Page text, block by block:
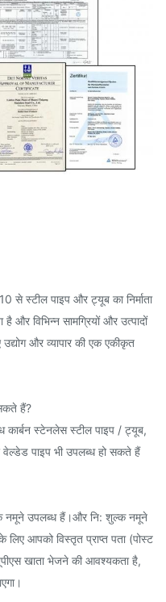
से स्टील पाइप और ट्यूब का निर्माता
और विभिन्न सामग्रियों और उत्पादों
और व्यापार की एक एकीकृत
हैं?
कार्बन स्टेनलेस स्टील पाइप / ट्यूब,
पाइप भी उपलब्ध हो सकते हैं
नमूने उपलब्ध हैं।और नि: शुल्क नमूने
आपको विस्तृत प्राप्त पता (पोस्ट
खाता भेजने की आवश्यकता है,